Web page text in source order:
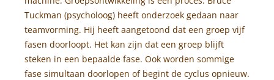
Tuckman (psycholoog) heeft onderzoek gedaan naar
teamvorming. Hij heeft aangetoond dat een groep vijf
fasen doorloopt. Het kan zijn dat een groep blijft
steken in een bepaalde fase. Ook worden sommige
fase simultaan doorlopen of begint de cyclus opnieuw.